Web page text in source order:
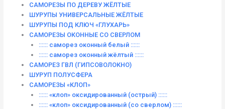
САМОРЕЗЫ ПО ДЕРЕВУ ЖЁЛТЫЕ
ШУРУПЫ УНИВЕРСАЛЬНЫЕ ЖЁЛТЫЕ
ШУРУПЫ ПОД КЛЮЧ «ГЛУХАРЬ»
САМОРЕЗЫ ОКОННЫЕ СО СВЕРЛОМ
:::::: саморез оконный белый ::::::
:::::: саморез оконный жёлтый ::::::
САМОРЕЗ ГВЛ (ГИПСОВОЛОКНО)
ШУРУП ПОЛУСФЕРА
САМОРЕЗЫ «КЛОП»
:::::: «клоп» оксидированный (острый) ::::::
:::::: «клоп» оксидированный (со сверлом) ::::::